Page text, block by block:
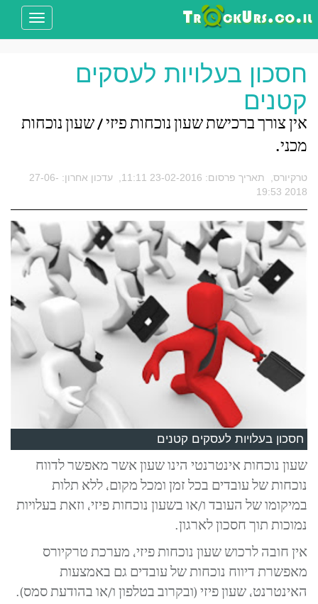
Toggle
חסכון בעלויות לעסקים
קטנים
אין צורך ברכישת שעון נוכחות פיזי / שעון נוכחות
מכני.
טרקיורס תאריך פרסום: 23-02-2016 11:11 עדכון אחרון: 27-06-
2018 19:53
חסכון בעלויות לעסקים קטנים
שעון נוכחות אינטרנטי הינו שעון אשר מאפשר לדווח
נוכחות של עובדים בכל זמן ומכל מקום, ללא תלות
במיקומו של העובד ו/או בשעון נוכחות פיזי, וזאת בעלויות
נמוכות תוך חסכון לארגון.
אין חובה לרכוש שעון נוכחות פיזי, מערכת טרקיורס
מאפשרת דיווח נוכחות של עובדים גם באמצעות
האינטרנט, שעון פיזי (ובקרוב בטלפון ו/או בהודעת סמס).